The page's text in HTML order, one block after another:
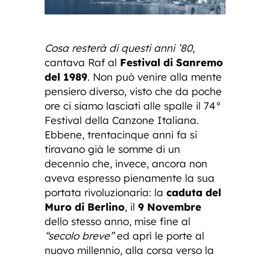
Cosa resterà di questi anni ’80,
cantava Raf al Festival di Sanremo
del 1989. Non può venire alla mente
pensiero diverso, visto che da poche
ore ci siamo lasciati alle spalle il 74°
Festival della Canzone Italiana.
Ebbene, trentacinque anni fa si
tiravano già le somme di un
decennio che, invece, ancora non
aveva espresso pienamente la sua
portata rivoluzionaria: la caduta del
Muro di Berlino, il 9 Novembre
dello stesso anno, mise fine al
“secolo breve”ed aprì le porte al
nuovo millennio, alla corsa verso la